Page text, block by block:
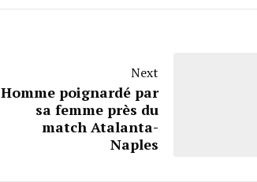
Next
Homme poignardé par
sa femme près du
match Atalanta-
Naples